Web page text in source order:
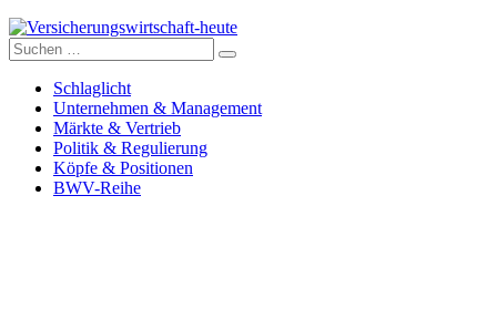
Versicherungswirtschaft-heute
Suche
nach:
Schlaglicht
Unternehmen & Management
Märkte & Vertrieb
Politik & Regulierung
Köpfe & Positionen
BWV-Reihe